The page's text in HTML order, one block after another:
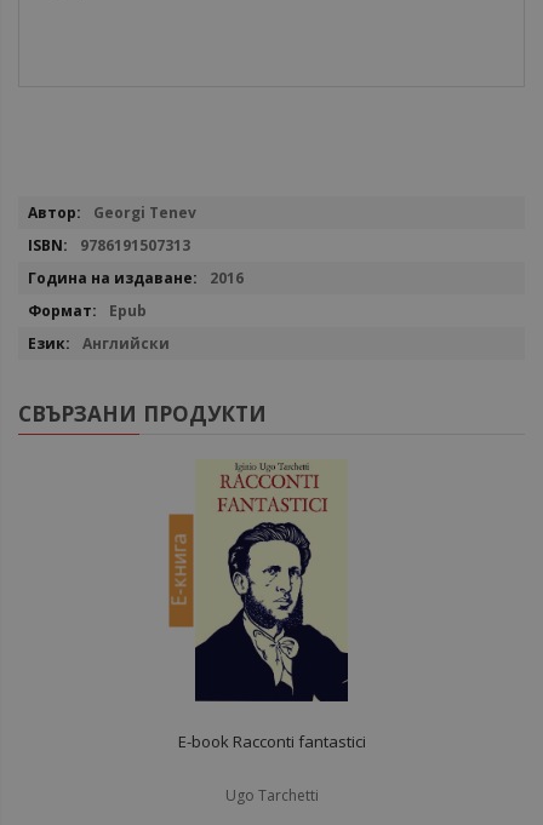
Повече
Georgi Tenev
9786191507313
2016
Epub
Английски
СВЪРЗАНИ ПРОДУКТИ
Е-книга
E-book Racconti fantastici
Ugo Tarchetti